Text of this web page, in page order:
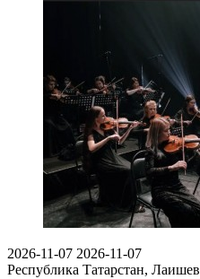
2026-11-07 2026-11-07
Республика Татарстан,